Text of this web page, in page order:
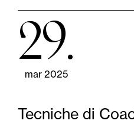
29
mar 2025
Tecniche di